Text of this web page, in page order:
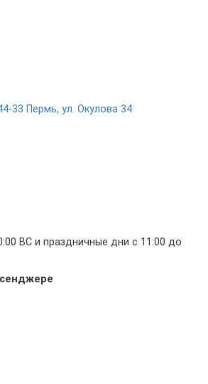
33 Пермь, ул. Окулова 34
ВС и праздничные дни с 11:00 до